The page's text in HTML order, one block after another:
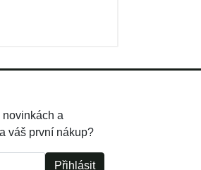
a
váš první nákup?
Přihlásit